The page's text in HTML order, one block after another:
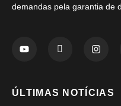
demandas pela garantia de
ÚLTIMAS NOTÍCIAS